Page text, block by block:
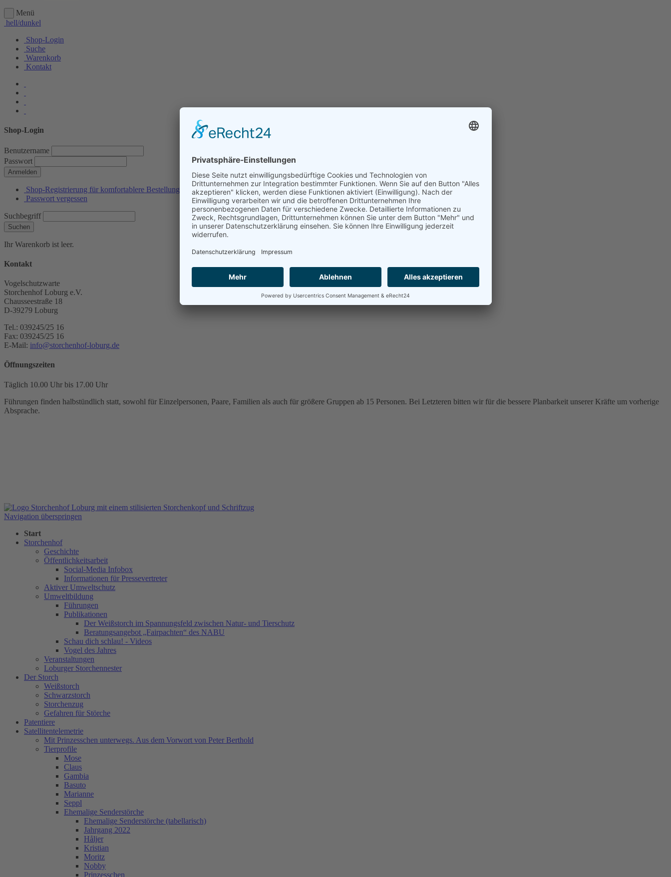
Menü
hell/dunkel
Shop-Login
Suche
Warenkorb
Kontakt
Shop-Login
Benutzername
Passwort
Anmelden
Shop-Registrierung für komfortablere Bestellungen
Passwort vergessen
Suchbegriff
Suchen
Ihr Warenkorb ist leer.
Kontakt
Vogelschutzwarte
Storchenhof Loburg e.V.
Chausseestraße 18
D-39279 Loburg
Tel.: 039245/25 16
Fax: 039245/25 16
E-Mail: info@storchenhof-loburg.de
Öffnungszeiten
Täglich 10.00 Uhr bis 17.00 Uhr
Führungen finden halbstündlich statt, sowohl für Einzelpersonen, Paare, Familien als auch für größere Gruppen ab 15 Personen. Bei Letzteren bitten wir für die bessere Planbarkeit unserer Kräfte um vorherige
Absprache.
Navigation überspringen
Start
Storchenhof
Geschichte
Öffentlichkeitsarbeit
Social-Media Infobox
Informationen für Pressevertreter
Aktiver Umweltschutz
Umweltbildung
Führungen
Publikationen
Der Weißstorch im Spannungsfeld zwischen Natur- und Tierschutz
Beratungsangebot „Fairpachten“ des NABU
Schau dich schlau! - Videos
Vogel des Jahres
Veranstaltungen
Loburger Storchennester
Der Storch
Weißstorch
Schwarzstorch
Storchenzug
Gefahren für Störche
Patentiere
Satellitentelemetrie
Mit Prinzesschen unterwegs. Aus dem Vorwort von Peter Berthold
Tierprofile
Mose
Claus
Gambia
Basuto
Marianne
Seppl
Ehemalige Senderstörche
Ehemalige Senderstörche (tabellarisch)
Jahrgang 2022
Håljer
Kristian
Moritz
Nobby
Prinzesschen